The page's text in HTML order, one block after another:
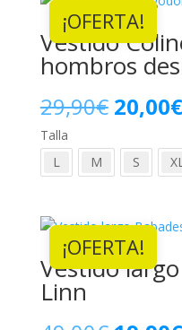
¡OFERTA!
Vestido
hombros
29,90€ El
precio
29,90€.
20,00€
Talla
L
M S
¡OFERTA!
Vestido
Linn